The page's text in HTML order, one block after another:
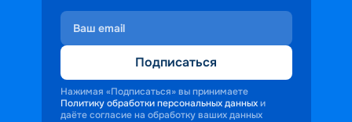
Подписаться
Нажимая «Подписаться» вы принимаете
Политику обработки персональных данных и
даёте согласие на обработку ваших данных